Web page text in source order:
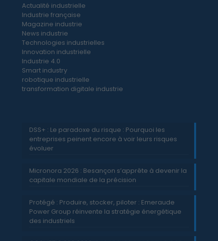
Actualité industrielle
Industrie française
Magazine industrie
News industrie
Technologies industrielles
Innovation industrielle
Industrie 4.0
Smart industry
robotique industrielle
transformation digitale industrie
DSS+ : Le paradoxe du risque : Pourquoi les
entreprises peinent encore à voir leurs risques
évoluer
Micronora 2026 : Besançon s’apprête à devenir la
capitale mondiale de la précision
Protégé : Produire, stocker, piloter : Emeraude
Power Group réinvente la stratégie énergétique
des industriels